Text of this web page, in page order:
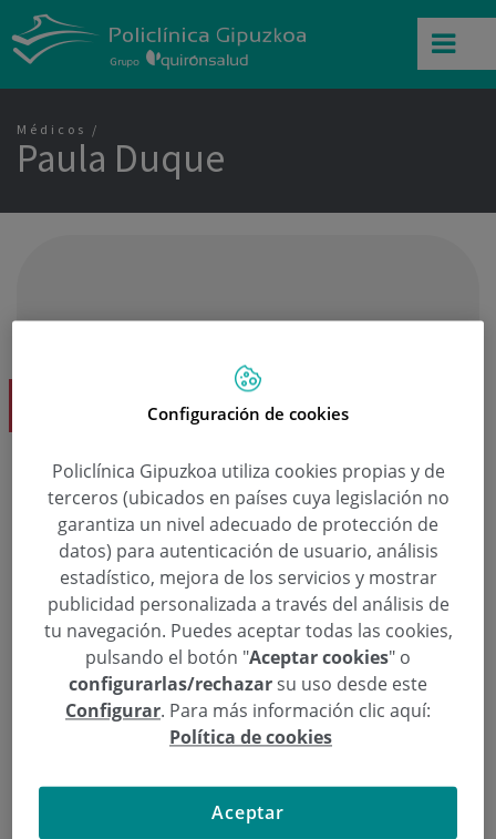
Médicos
Paula Duque
Dra. Paula Duque
Dra. Paula Duque
Solicita una cita
943 00 09 31 Pedir cita
Configuración de cookies
Policlínica Gipuzkoa utiliza cookies propias y de
terceros (ubicados en países cuya legislación no
garantiza un nivel adecuado de protección de
datos) para autenticación de usuario, análisis
estadístico, mejora de los servicios y mostrar
publicidad personalizada a través del análisis de
tu navegación. Puedes aceptar todas las cookies,
pulsando el botón "Aceptar cookies" o
configurarlas/rechazarsu uso desde este
Configurar. Para más información clic aquí:
Política de cookies
Aceptar